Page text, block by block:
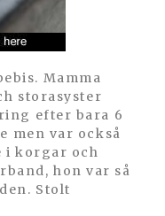
Mamma
storasyster
efter bara 6
men var också
i korgar och
hon var så
Stolt